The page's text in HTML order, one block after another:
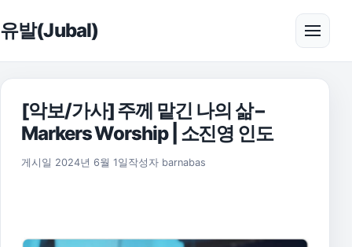
유발(Jubal) 메뉴
[악보/가사] 주께 맡긴 나의 삶 –
Markers Worship | 소진영 인도
게시일 2024년 6월 1일 2025년 11월 17일
작성자 barnabas